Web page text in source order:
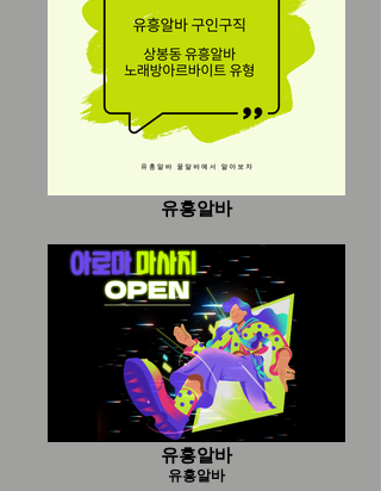
국인 방문객 등으로 구성되어 있어 매출 단
가가 높고, 그만큼 근무자에게 돌아오는 수
입도 높은 편이다. 고수익여성알바 구인구
직사이트 가라오케알바의 기본 업무는 고
객 응대, 음료 서빙, 대화, 노래 분위기 보조
등이다. 일반적인 서비스업과 유사한 면이
많으며, 대화 센스와 밝은 태도가 중요한
요소로 작용한다. 첫째, 합법적이고 정상적
유흥알바